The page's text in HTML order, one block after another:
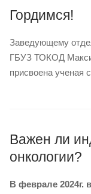
Гордимся!
Заведующему
ГБУЗ ТОКОД
присвоена ученая
Важен ли
онкологии?
В феврале 2024г.